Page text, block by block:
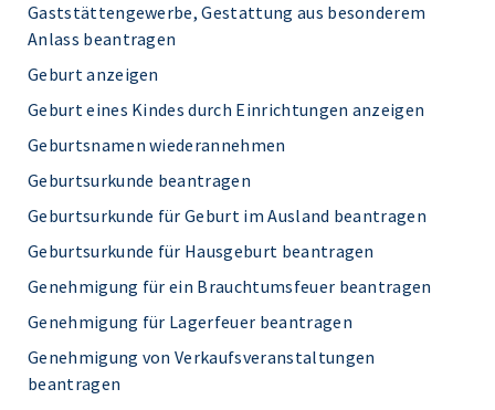
Gaststättengewerbe, Gestattung aus besonderem
Anlass beantragen
Geburt anzeigen
Geburt eines Kindes durch Einrichtungen anzeigen
Geburtsnamen wiederannehmen
Geburtsurkunde beantragen
Geburtsurkunde für Geburt im Ausland beantragen
Geburtsurkunde für Hausgeburt beantragen
Genehmigung für ein Brauchtumsfeuer beantragen
Genehmigung für Lagerfeuer beantragen
Genehmigung von Verkaufsveranstaltungen
beantragen